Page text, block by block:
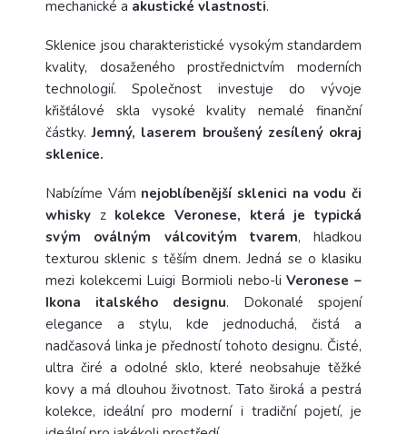
mechanické a akustické vlastnosti.
Sklenice jsou charakteristické vysokým standardem
kvality, dosaženého prostřednictvím moderních
technologií. Společnost investuje do vývoje
křišťálové skla vysoké kvality nemalé finanční
částky.Jemný, laserem broušený zesílený okraj
sklenice.
Nabízíme Vám nejoblíbenější sklenici na vodu či
whisky z kolekce Veronese, která je typická
svým oválným válcovitým tvarem, hladkou
texturou sklenic s těším dnem. Jedná se o klasiku
mezi kolekcemi Luigi Bormioli nebo-liVeronese –
Ikona italského designu. Dokonalé spojení
elegance a stylu, kde jednoduchá, čistá a
nadčasová linka je předností tohoto designu. Čisté,
ultra čiré a odolné sklo, které neobsahuje těžké
kovy a má dlouhou životnost. Tato široká a pestrá
kolekce, ideální pro moderní i tradiční pojetí, je